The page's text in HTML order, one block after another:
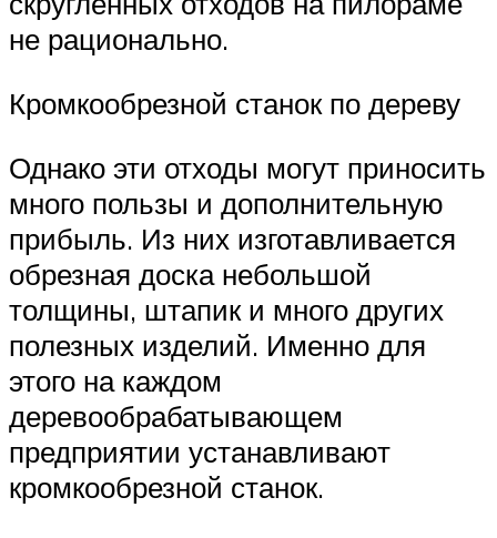
не рационально.
Кромкообрезной станок по дереву
Однако эти отходы могут приносить
много пользы и дополнительную
прибыль. Из них изготавливается
обрезная доска небольшой
толщины, штапик и много других
полезных изделий. Именно для
этого на каждом
деревообрабатывающем
предприятии устанавливают
кромкообрезной станок.